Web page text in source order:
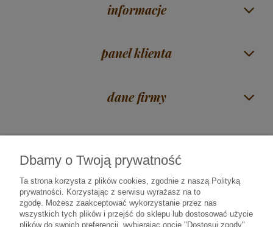
informacje
panel klienta
dane firmy
Czas na herbatę Mirosław Piórkowski| ul. Zawadzka 38 | 18-400 Łomża |
woj. podlaskie |
606 117 675 sklep@rajherbaty.pl
Infolinia czynna od poniedziałku do piątku godz. 9:00 - 16:00
Dbamy o Twoją prywatność
Ta strona korzysta z plików cookies, zgodnie z naszą Polityką
prywatności. Korzystając z serwisu wyrażasz na to
zgodę. Możesz zaakceptować wykorzystanie przez nas
wszystkich tych plików i przejść do sklepu lub dostosować użycie
plików do swoich preferencji, wybierając opcję "Dostosuj zgody".